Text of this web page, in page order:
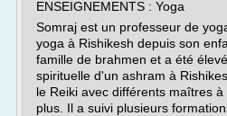
ENSEIGNEMENTS : Yoga
Somraj est un professeur de
yoga à Rishikesh depuis son
famille de brahmen et a été
spirituelle d'un ashram à
le Reiki avec différents maîtres
plus. Il a suivi plusieurs